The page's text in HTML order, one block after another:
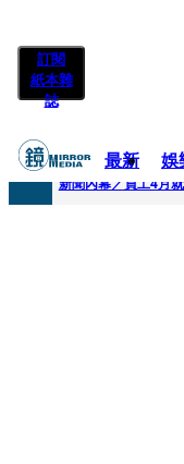
訂閱
紙本雜
誌
最新 娛
快訊
新聞內幕／員工4月